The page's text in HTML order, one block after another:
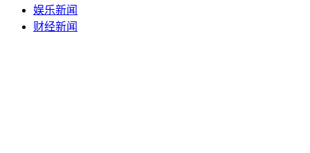
娱乐新闻
财经新闻